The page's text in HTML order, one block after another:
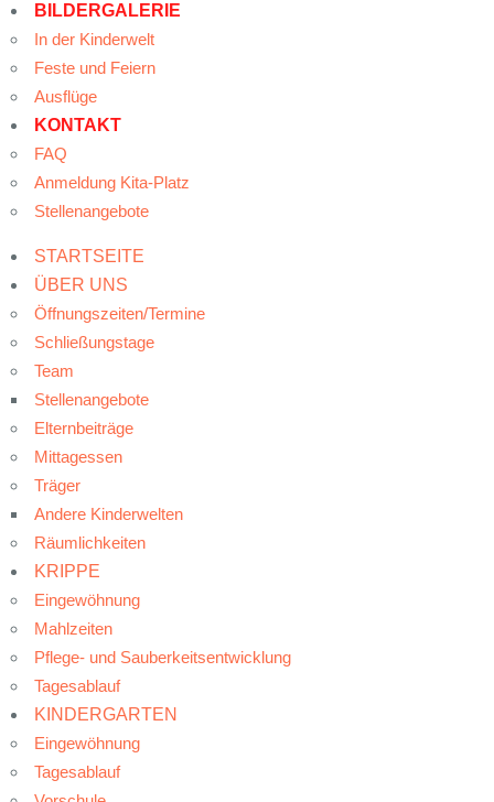
BILDERGALERIE
In der Kinderwelt
Feste und Feiern
Ausflüge
KONTAKT
FAQ
Anmeldung Kita-Platz
Stellenangebote
STARTSEITE
ÜBER UNS
Öffnungszeiten/Termine
Schließungstage
Team
Stellenangebote
Elternbeiträge
Mittagessen
Träger
Andere Kinderwelten
Räumlichkeiten
KRIPPE
Eingewöhnung
Mahlzeiten
Pflege- und Sauberkeitsentwicklung
Tagesablauf
KINDERGARTEN
Eingewöhnung
Tagesablauf